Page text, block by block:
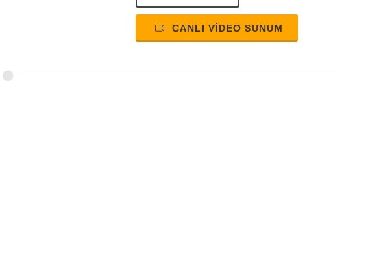
CANLI VİDEO SUNUM